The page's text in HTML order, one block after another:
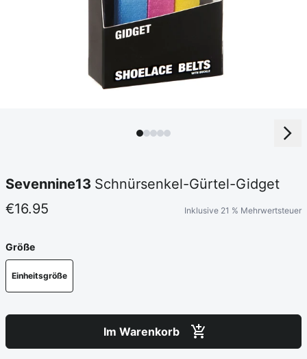
Sevennine13 Schnürsenkel-Gürtel-Gidget
€16.95
Inklusive 21 % Mehrwertsteuer
Größe
Einheitsgröße
Im Warenkorb